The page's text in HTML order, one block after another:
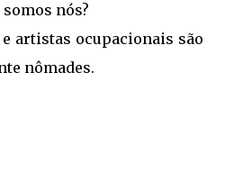
nós?
artistas ocupacionais são
nômades.